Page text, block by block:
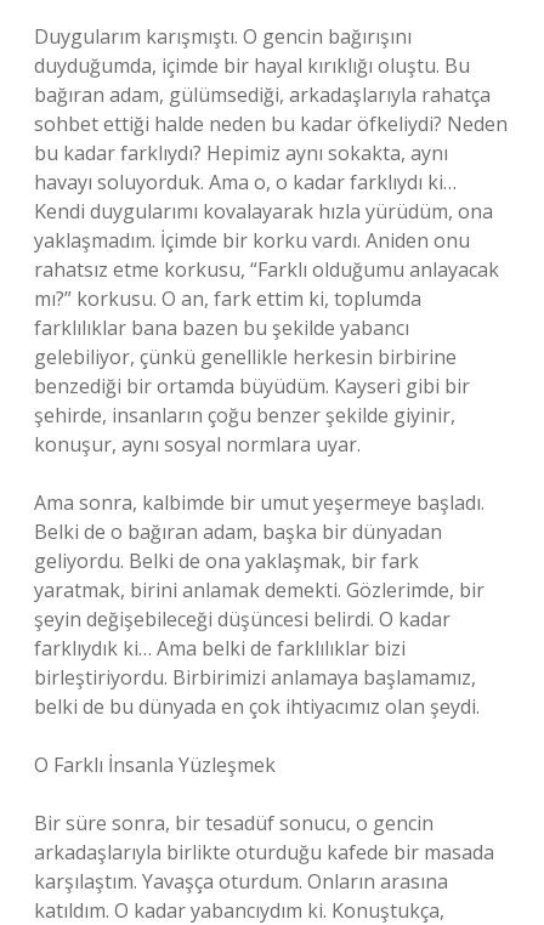
Duygularım karışmıştı. O gencin bağırışını
duyduğumda, içimde bir hayal kırıklığı oluştu. Bu
bağıran adam, gülümsediği, arkadaşlarıyla rahatça
sohbet ettiği halde neden bu kadar öfkeliydi? Neden
bu kadar farklıydı? Hepimiz aynı sokakta, aynı
havayı soluyorduk. Ama o, o kadar farklıydı ki…
Kendi duygularımı kovalayarak hızla yürüdüm, ona
yaklaşmadım. İçimde bir korku vardı. Aniden onu
rahatsız etme korkusu, “Farklı olduğumu anlayacak
mı?” korkusu. O an, fark ettim ki, toplumda
farklılıklar bana bazen bu şekilde yabancı
gelebiliyor, çünkü genellikle herkesin birbirine
benzediği bir ortamda büyüdüm. Kayseri gibi bir
şehirde, insanların çoğu benzer şekilde giyinir,
konuşur, aynı sosyal normlara uyar.
Ama sonra, kalbimde bir umut yeşermeye başladı.
Belki de o bağıran adam, başka bir dünyadan
geliyordu. Belki de ona yaklaşmak, bir fark
yaratmak, birini anlamak demekti. Gözlerimde, bir
şeyin değişebileceği düşüncesi belirdi. O kadar
farklıydık ki… Ama belki de farklılıklar bizi
birleştiriyordu. Birbirimizi anlamaya başlamamız,
belki de bu dünyada en çok ihtiyacımız olan şeydi.
O Farklı İnsanla Yüzleşmek
Bir süre sonra, bir tesadüf sonucu, o gencin
arkadaşlarıyla birlikte oturduğu kafede bir masada
karşılaştım. Yavaşça oturdum. Onların arasına
katıldım. O kadar yabancıydım ki. Konuştukça,